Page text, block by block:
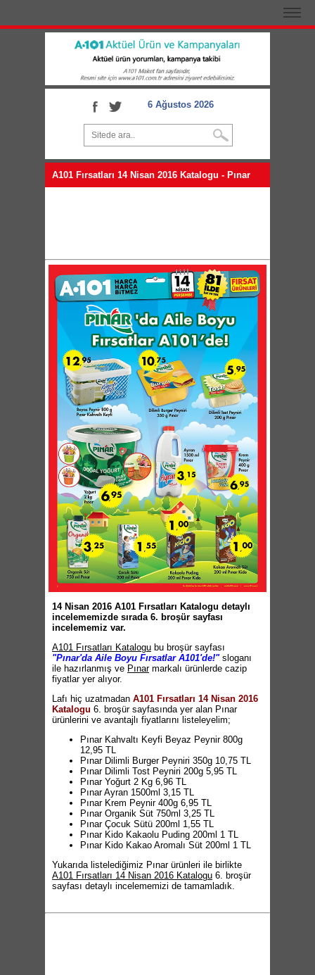
6 Ağustos 2026
A101 Fırsatları 14 Nisan 2016 Katalogu - Pınar
14 Nisan 2016 A101 Fırsatları Katalogu detaylı
incelememizde sırada 6. broşür sayfası
incelememiz var.
A101 Fırsatları Katalogu bu broşür sayfası
"Pınar'da Aile Boyu Fırsatlar A101'de!"sloganı
ile hazırlanmış ve Pınarmarkalı ürünlerde cazip
fiyatlar yer alıyor.
Lafı hiç uzatmadan A101 Fırsatları 14 Nisan 2016
Katalogu 6. broşür sayfasında yer alan Pınar
ürünlerini ve avantajlı fiyatlarını listeleyelim;
Pınar Kahvaltı Keyfi Beyaz Peynir 800g
12,95 TL
Pınar Dilimli Burger Peyniri 350g 10,75 TL
Pınar Dilimli Tost Peyniri 200g 5,95 TL
Pınar Yoğurt 2 Kg 6,96 TL
Pınar Ayran 1500ml 3,15 TL
Pınar Krem Peynir 400g 6,95 TL
Pınar Organik Süt 750ml 3,25 TL
Pınar Çocuk Sütü 200ml 1,55 TL
Pınar Kido Kakaolu Puding 200ml 1 TL
Pınar Kido Kakao Aromalı Süt 200ml 1 TL
Yukarıda listelediğimiz Pınar ürünleri ile birlikte
A101 Fırsatları 14 Nisan 2016 Katalogu 6. broşür
sayfası detaylı incelememizi de tamamladık.